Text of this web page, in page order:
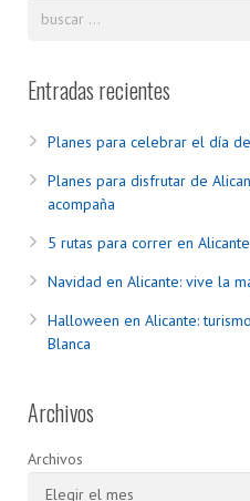
Entradas recientes
Planes para celebrar el día
Planes para disfrutar de
acompaña
5 rutas para correr en
Navidad en Alicante: vive la
Halloween en Alicante:
Blanca
Archivos
Archivos